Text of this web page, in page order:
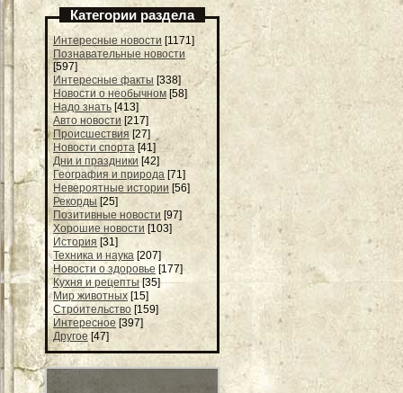
Категории раздела
Интересные новости [1171]
Познавательные новости
[597]
Интересные факты [338]
Новости о необычном [58]
Надо знать [413]
Авто новости [217]
Происшествия [27]
Новости спорта [41]
Дни и праздники [42]
География и природа [71]
Невероятные истории [56]
Рекорды [25]
Позитивные новости [97]
Хорошие новости [103]
История [31]
Техника и наука [207]
Новости о здоровье [177]
Кухня и рецепты [35]
Мир животных [15]
Строительство [159]
Интересное [397]
Другое [47]